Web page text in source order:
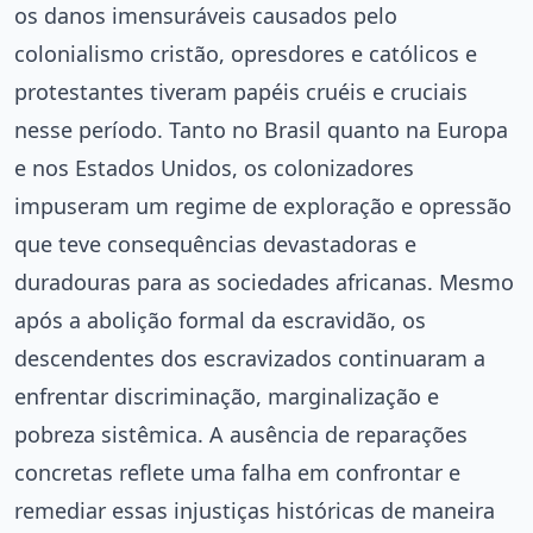
os danos imensuráveis causados pelo
colonialismo cristão, opresdores e católicos e
protestantes tiveram papéis cruéis e cruciais
nesse período. Tanto no Brasil quanto na Europa
e nos Estados Unidos, os colonizadores
impuseram um regime de exploração e opressão
que teve consequências devastadoras e
duradouras para as sociedades africanas. Mesmo
após a abolição formal da escravidão, os
descendentes dos escravizados continuaram a
enfrentar discriminação, marginalização e
pobreza sistêmica. A ausência de reparações
concretas reflete uma falha em confrontar e
remediar essas injustiças históricas de maneira